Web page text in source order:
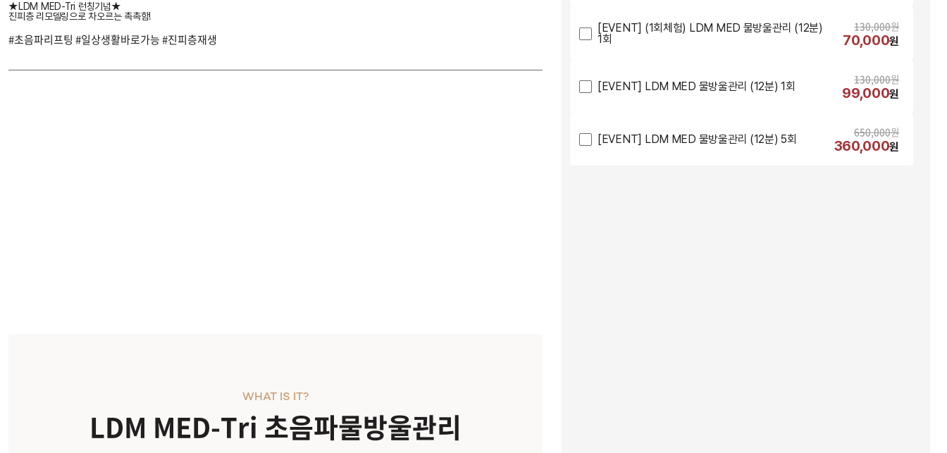
★LDM MED-Tri 런칭기념★
진피층 리모델링으로 차오르는 촉촉함!
#초음파리프팅 #일상생활바로가능 #진피층재생
[EVENT] (1회체험) LDM MED 물방울관리 (12분)
1회
130,000원
70,000원
[EVENT] LDM MED 물방울관리 (12분) 1회 130,000원
99,000원
[EVENT] LDM MED 물방울관리 (12분) 5회 650,000원
360,000원
LDM MED-Tri 초음파물방울관리
WHAT IS IT?